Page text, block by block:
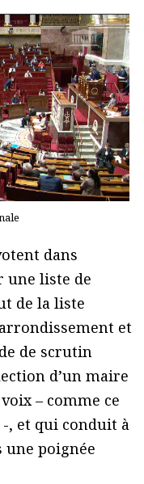
dans
une liste de
de la liste
et
de scrutin
d’un maire
– comme ce
-, et qui conduit à
une poignée